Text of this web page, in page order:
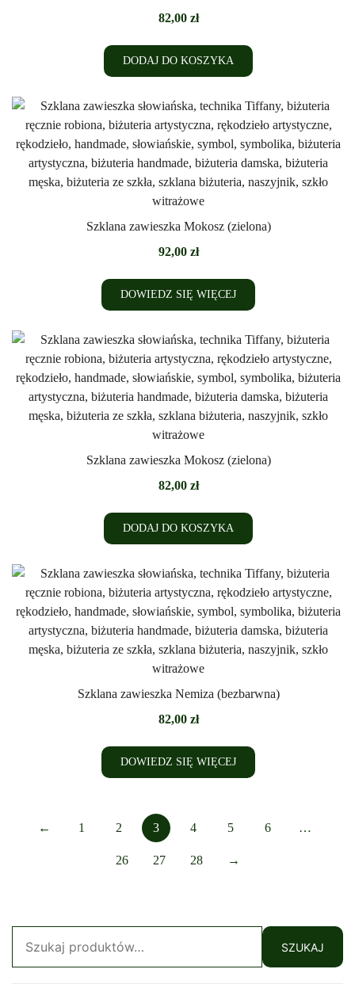
82,00 zł
DODAJ DO KOSZYKA
Szklana zawieszka Mokosz (zielona)
92,00 zł
DOWIEDZ SIĘ WIĘCEJ
Szklana zawieszka Mokosz (zielona)
82,00 zł
DODAJ DO KOSZYKA
Szklana zawieszka Nemiza (bezbarwna)
82,00 zł
DOWIEDZ SIĘ WIĘCEJ
← 1 2 3 4 5 6 …
26 27 28 →
SZUKAJ